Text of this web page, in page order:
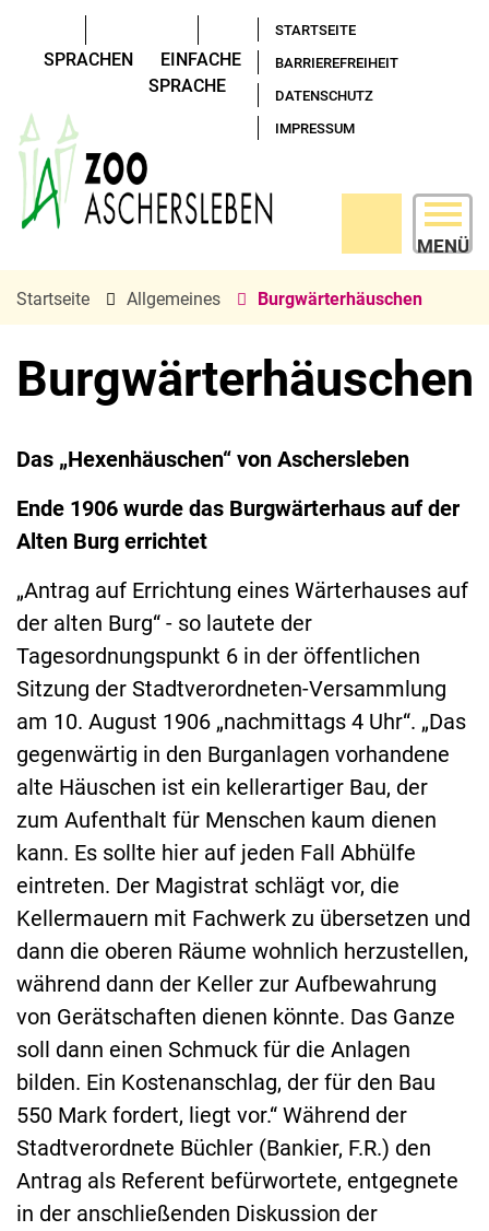
SPRACHEN
EINFACHE
SPRACHE
STARTSEITE
BARRIEREFREIHEIT
DATENSCHUTZ
IMPRESSUM
MENÜ
Startseite Allgemeines Burgwärterhäuschen
Burgwärterhäuschen
Das „Hexenhäuschen“ von Aschersleben
Ende 1906 wurde das Burgwärterhaus auf der
Alten Burg errichtet
„Antrag auf Errichtung eines Wärterhauses auf
der alten Burg“ - so lautete der
Tagesordnungspunkt 6 in der öffentlichen
Sitzung der Stadtverordneten-Versammlung
am 10. August 1906 „nachmittags 4 Uhr“. „Das
gegenwärtig in den Burganlagen vorhandene
alte Häuschen ist ein kellerartiger Bau, der
zum Aufenthalt für Menschen kaum dienen
kann. Es sollte hier auf jeden Fall Abhülfe
eintreten. Der Magistrat schlägt vor, die
Kellermauern mit Fachwerk zu übersetzen und
dann die oberen Räume wohnlich herzustellen,
während dann der Keller zur Aufbewahrung
von Gerätschaften dienen könnte. Das Ganze
soll dann einen Schmuck für die Anlagen
bilden. Ein Kostenanschlag, der für den Bau
550 Mark fordert, liegt vor.“ Während der
Stadtverordnete Büchler (Bankier, F.R.) den
Antrag als Referent befürwortete, entgegnete
in der anschließenden Diskussion der